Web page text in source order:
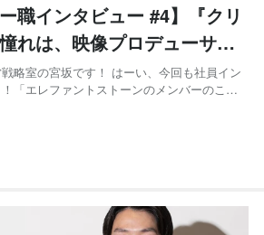
職インタビュー #4】『クリ
れは、映像プロデューサー
略室の宮坂です！ はーい、今回も社員イン
「エレファントストーンのメンバーのこと
ます。読んで頂けると飛んで喜びま